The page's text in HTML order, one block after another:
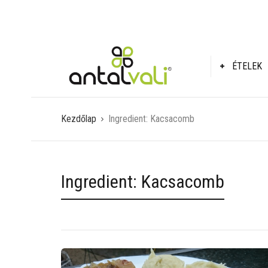
ÉTELEK
Kezdőlap Ingredient: Kacsacomb
Ingredient: Kacsacomb